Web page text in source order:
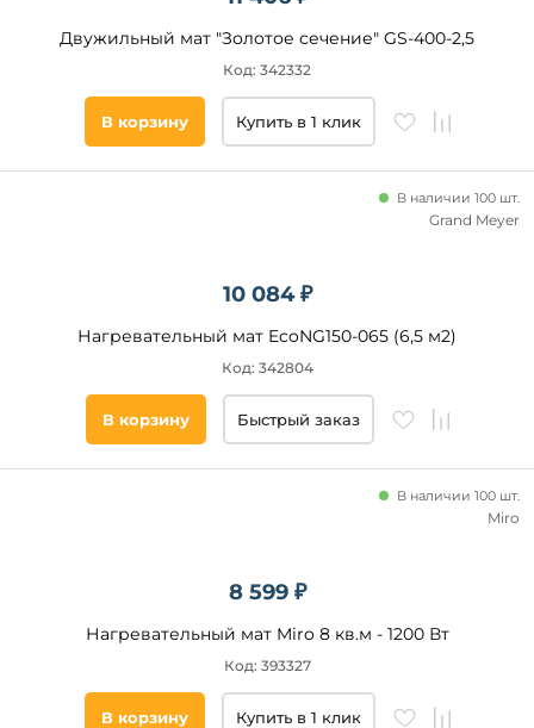
Двужильный мат "Золотое сечение" GS-400-2,5
Код: 342332
В корзину Купить в 1 клик
10 084 ₽
Нагревательный мат EcoNG150-065 (6,5 м2)
В наличии 100 шт.
Код: 342804
Grand Meyer
В корзину Быстрый заказ
8 599 ₽
Нагревательный мат Miro 8 кв.м - 1200 Вт
В наличии 100 шт.
Код: 393327
Miro
В корзину Купить в 1 клик